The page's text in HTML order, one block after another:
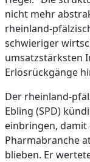
nicht mehr
rheinland-
schwieriger
umsatzstärksten
Erlösrückgänge
Der rheinland-
Ebling (SPD)
einbringen,
Pharmabranche
blieben. Er